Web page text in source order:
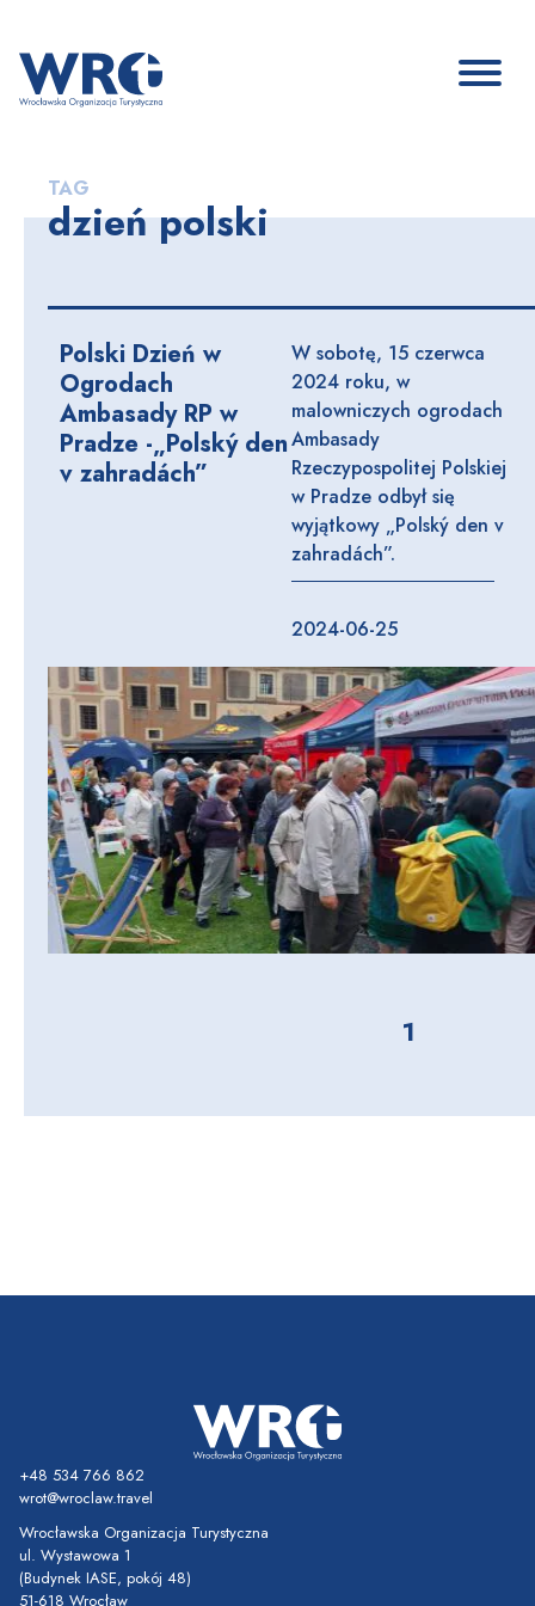
TAG
dzień polski
Polski Dzień w
Ogrodach
Ambasady RP w
Pradze -„Polský den
v zahradách”
W sobotę, 15 czerwca
2024 roku, w
malowniczych ogrodach
Ambasady
Rzeczypospolitej Polskiej
w Pradze odbył się
wyjątkowy „Polský den v
zahradách”.
2024-06-25
1
+48 534 766 862
wrot@wroclaw.travel
Wrocławska Organizacja Turystyczna
ul. Wystawowa 1
(Budynek IASE, pokój 48)
51-618 Wrocław